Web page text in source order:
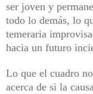
ser joven y
todo lo demás, lo
temeraria
hacia un futuro
Lo que el cuadro
acerca de si la